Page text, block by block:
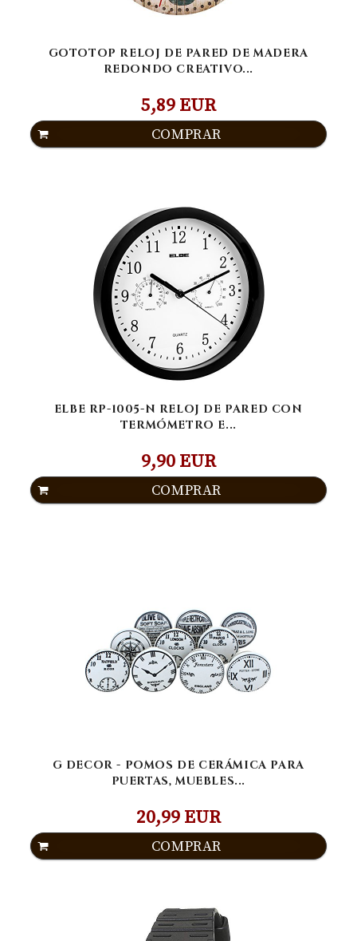
GOTOTOP RELOJ DE PARED DE MADERA
REDONDO CREATIVO...
5,89 EUR
COMPRAR
ELBE RP-1005-N RELOJ DE PARED CON
TERMÓMETRO E...
9,90 EUR
COMPRAR
G DECOR - POMOS DE CERÁMICA PARA
PUERTAS, MUEBLES...
20,99 EUR
COMPRAR